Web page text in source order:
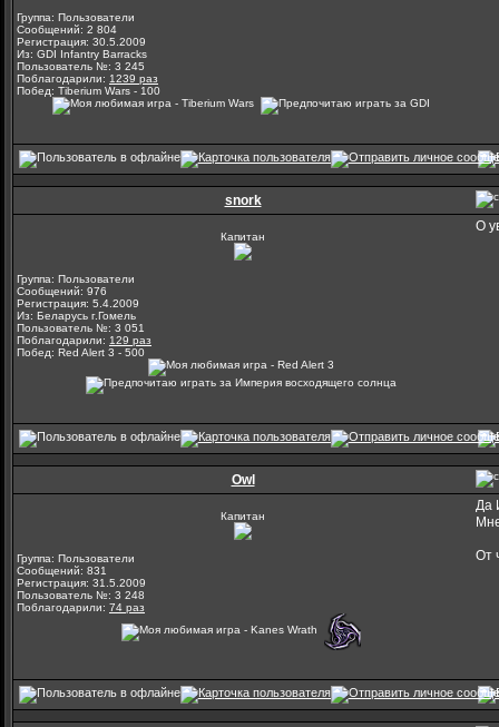
Группа: Пользователи
Сообщений: 2 804
Регистрация: 30.5.2009
Из: GDI Infantry Barracks
Пользователь №: 3 245
Поблагодарили: 1239 раз
Побед: Tiberium Wars - 100
snork
Капитан
Группа: Пользователи
Сообщений: 976
Регистрация: 5.4.2009
Из: Беларусь г.Гомель
Пользователь №: 3 051
Поблагодарили: 129 раз
Побед: Red Alert 3 - 500
О
Owl
Капитан
Группа: Пользователи
Сообщений: 831
Регистрация: 31.5.2009
Пользователь №: 3 248
Поблагодарили: 74 раз
Да
От